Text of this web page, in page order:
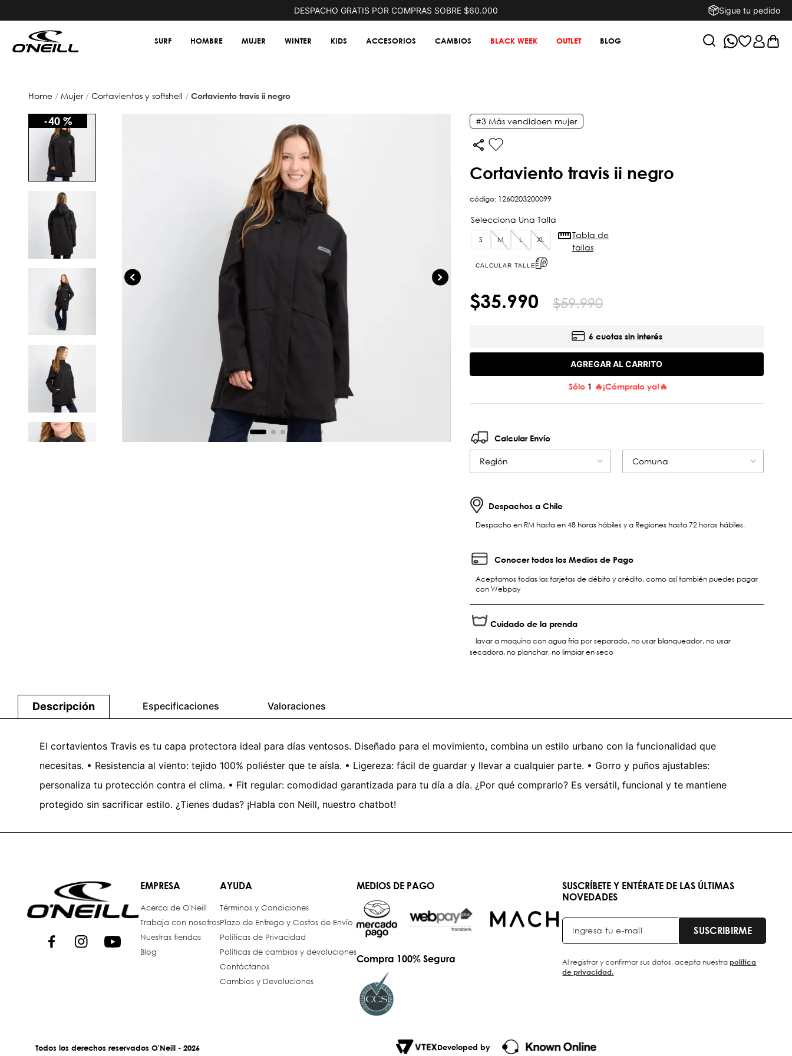
DESPACHO GRATIS POR COMPRAS SOBRE $60.000 Sigue tu pedido
SURF HOMBRE MUJER WINTER KIDS ACCESORIOS CAMBIOS BLACK WEEK OUTLET BLOG
mujer cortavientos y softshell cortaviento travis ii negro
-40 % #3 Más vendidoen mujer
cortaviento travis ii negro
código: 1260203200099
S M L XL
CALCULAR TALLE
Tabla de
tallas
$35.990 $59.990
6 cuotas sin interés
AGREGAR AL CARRITO
Sólo 1 🔥¡Cómpralo ya!🔥
Calcular Envío
Región Comuna
Despachos a Chile
Despacho en RM hasta en 48 horas hábiles y a Regiones hasta 72 horas hábiles.
Conocer todos los Medios de Pago
Aceptamos todas las tarjetas de débito y crédito, como así también puedes pagar
con Webpay
Cuidado de la prenda
lavar a maquina con agua fria por separado, no usar blanqueador, no usar
secadora, no planchar, no limpiar en seco
Descripción Especificaciones Valoraciones
El cortavientos Travis es tu capa protectora ideal para días ventosos. Diseñado para el movimiento, combina un estilo urbano con la funcionalidad que
necesitas. • Resistencia al viento: tejido 100% poliéster que te aísla. • Ligereza: fácil de guardar y llevar a cualquier parte. • Gorro y puños ajustables:
personaliza tu protección contra el clima. • Fit regular: comodidad garantizada para tu día a día. ¿Por qué comprarlo? Es versátil, funcional y te mantiene
protegido sin sacrificar estilo. ¿Tienes dudas? ¡Habla con Neill, nuestro chatbot!
EMPRESA
Acerca de O'Neill
Trabaja con nosotros
Nuestras tiendas
Blog
AYUDA
Términos y Condiciones
Plazo de Entrega y Costos de Envío
Políticas de Privacidad
Políticas de cambios y devoluciones
Contáctanos
Cambios y Devoluciones
MEDIOS DE PAGO
Compra 100% Segura
SUSCRÍBETE Y ENTÉRATE DE LAS ÚLTIMAS
NOVEDADES
SUSCRIBIRME
Al registrar y confirmar sus datos, acepta nuestrapolítica
de privacidad.
Todos los derechos reservados O'Neill - 2026 Developed by